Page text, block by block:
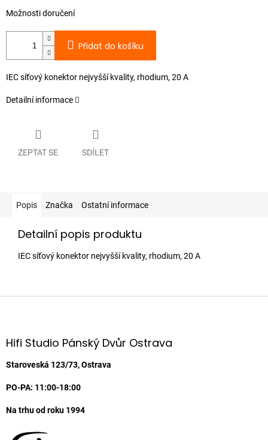
Možnosti doručení
Přidat do košíku
IEC síťový konektor nejvyšší kvality, rhodium, 20 A
Detailní informace
ZEPTAT SE SDÍLET
Popis Značka Ostatní informace
Detailní popis produktu
IEC síťový konektor nejvyšší kvality, rhodium, 20 A
Z
aHifi Studio Pánský Dvůr Ostrava
Staroveská 123/73, Ostrava
PO-PA: 11:00-18:00
Na trhu od roku 1994